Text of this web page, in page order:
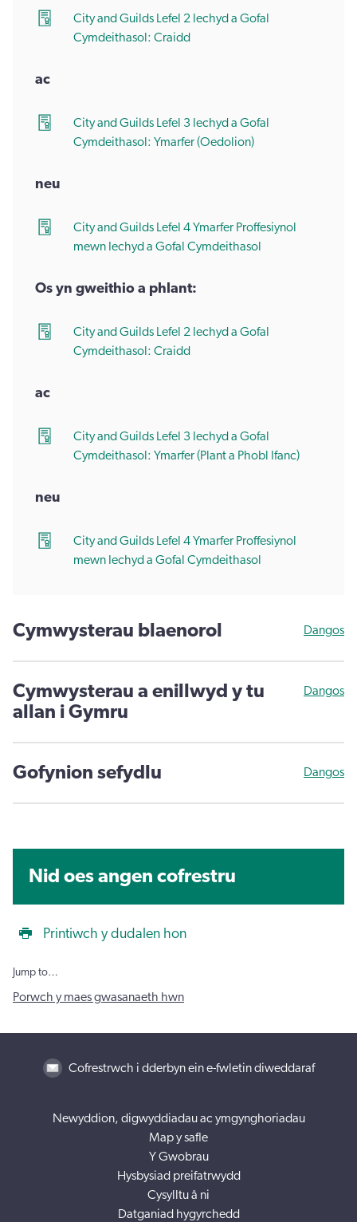
City and Guilds Lefel 2 Iechyd a Gofal
Cymdeithasol: Craidd
ac
City and Guilds Lefel 3 Iechyd a Gofal
Cymdeithasol: Ymarfer (Oedolion)
neu
City and Guilds Lefel 4 Ymarfer Proffesiynol
mewn Iechyd a Gofal Cymdeithasol
Os yn gweithio a phlant:
City and Guilds Lefel 2 Iechyd a Gofal
Cymdeithasol: Craidd
ac
City and Guilds Lefel 3 Iechyd a Gofal
Cymdeithasol: Ymarfer (Plant a Phobl Ifanc)
neu
City and Guilds Lefel 4 Ymarfer Proffesiynol
mewn Iechyd a Gofal Cymdeithasol
Cymwysterau blaenorol Dangos
Cymwysterau a enillwyd y tu
allan i Gymru
Dangos
Gofynion sefydlu Dangos
Nid oes angen cofrestru
Printiwch y dudalen hon
Jump to…
Porwch y maes gwasanaeth hwn
Cofrestrwch i dderbyn ein e-fwletin diweddaraf
Newyddion, digwyddiadau ac ymgynghoriadau
Map y safle
Y Gwobrau
Hysbysiad preifatrwydd
Cysylltu â ni
Datganiad hygyrchedd